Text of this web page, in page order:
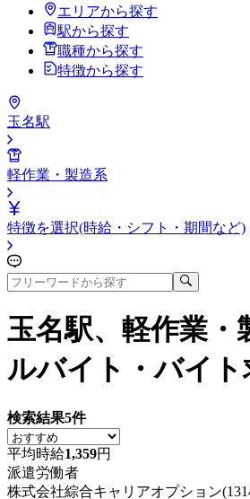
エリアから探す
駅から探す
職種から探す
特徴から探す
玉名駅
軽作業・製造系
特徴を選択(時給・シフト・期間など)
玉名駅、軽作業・
ルバイト・バイト
検索結果5件
平均時給1,359円
派遣労働者
株式会社綜合キャリアオプション